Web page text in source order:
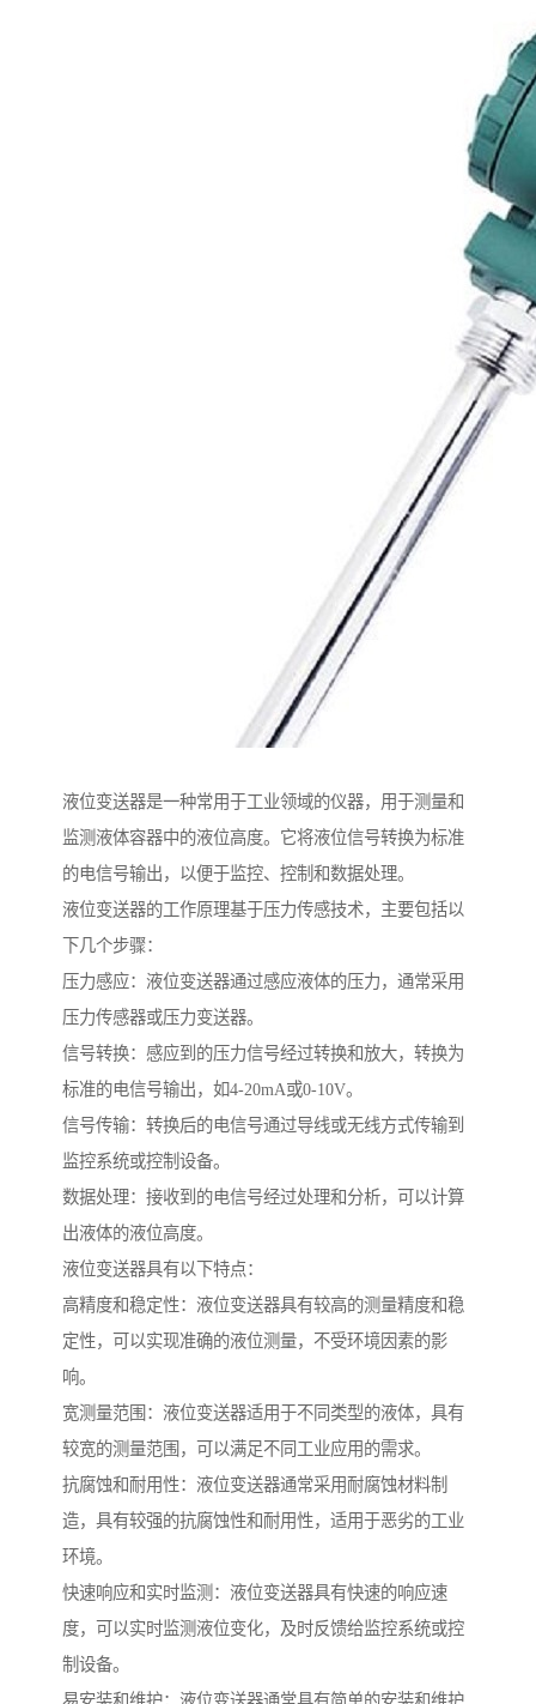
液位变送器是一种常用于工业领域的仪器，用于测量和
监测液体容器中的液位高度。它将液位信号转换为标准
的电信号输出，以便于监控、控制和数据处理。
液位变送器的工作原理基于压力传感技术，主要包括以
下几个步骤：
压力感应：液位变送器通过感应液体的压力，通常采用
压力传感器或压力变送器。
信号转换：感应到的压力信号经过转换和放大，转换为
标准的电信号输出，如4-20mA或0-10V。
信号传输：转换后的电信号通过导线或无线方式传输到
监控系统或控制设备。
数据处理：接收到的电信号经过处理和分析，可以计算
出液体的液位高度。
液位变送器具有以下特点：
高精度和稳定性：液位变送器具有较高的测量精度和稳
定性，可以实现准确的液位测量，不受环境因素的影
响。
宽测量范围：液位变送器适用于不同类型的液体，具有
较宽的测量范围，可以满足不同工业应用的需求。
抗腐蚀和耐用性：液位变送器通常采用耐腐蚀材料制
造，具有较强的抗腐蚀性和耐用性，适用于恶劣的工业
环境。
快速响应和实时监测：液位变送器具有快速的响应速
度，可以实时监测液位变化，及时反馈给监控系统或控
制设备。